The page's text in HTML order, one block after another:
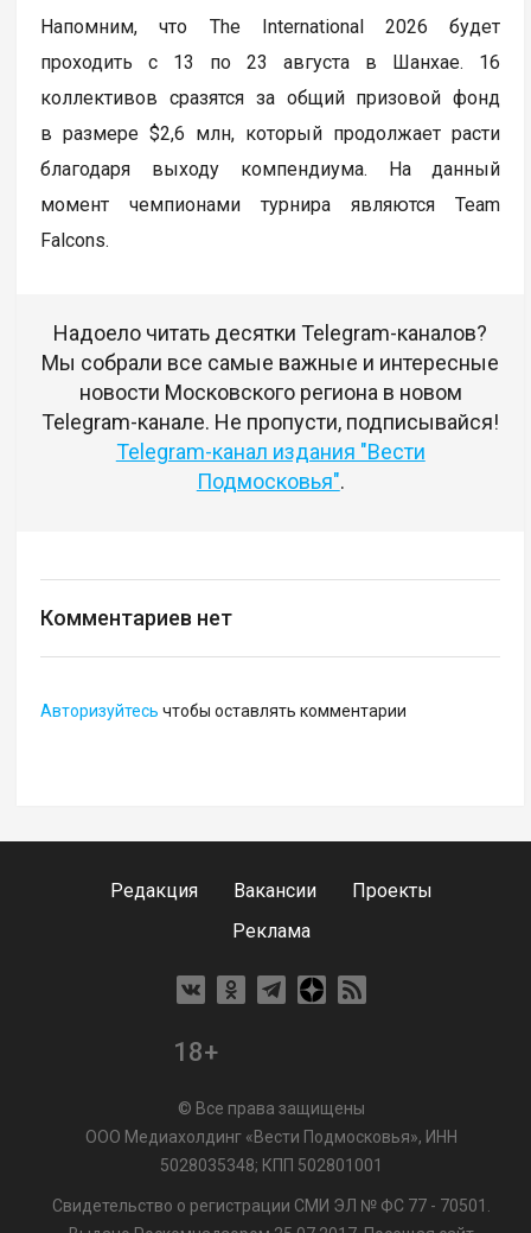
Напомним, что The International 2026 будет
проходить с 13 по 23 августа в Шанхае. 16
коллективов сразятся за общий призовой фонд
в размере $2,6 млн, который продолжает расти
благодаря выходу компендиума. На данный
момент чемпионами турнира являются Team
Falcons.
Надоело читать десятки Telegram-каналов?
Мы собрали все самые важные и интересные
новости Московского региона в новом
Telegram-канале. Не пропусти, подписывайся!
Telegram-канал издания "Вести
Подмосковья".
Комментариев нет
Авторизуйтесь чтобы оставлять комментарии
Редакция Вакансии
Проекты
Реклама
18+
© Все права защищены
ООО Медиахолдинг «Вести Подмосковья», ИНН
5028035348; КПП 502801001
Свидетельство о регистрации СМИ ЭЛ № ФС 77 - 70501.